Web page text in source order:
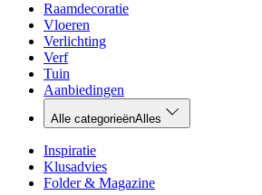
Raamdecoratie
Vloeren
Verlichting
Verf
Tuin
Aanbiedingen
Alle categorieënAlles
Inspiratie
Klusadvies
Folder & Magazine